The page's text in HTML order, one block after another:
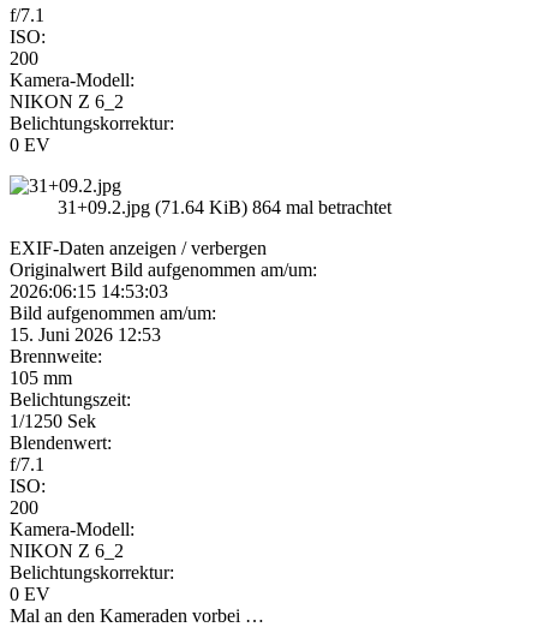
f/7.1
ISO:
200
Kamera-Modell:
NIKON Z 6_2
Belichtungskorrektur:
0 EV
31+09.2.jpg (71.64 KiB) 864 mal betrachtet
EXIF-Daten anzeigen / verbergen
Originalwert Bild aufgenommen am/um:
2026:06:15 14:53:03
Bild aufgenommen am/um:
15. Juni 2026 12:53
Brennweite:
105 mm
Belichtungszeit:
1/1250 Sek
Blendenwert:
f/7.1
ISO:
200
Kamera-Modell:
NIKON Z 6_2
Belichtungskorrektur:
0 EV
Mal an den Kameraden vorbei …